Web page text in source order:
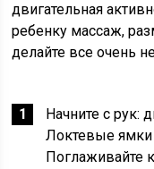
двигательная
ребенку массаж,
делайте все очень
Начните с рук:
Локтевые ямки
Поглаживайте